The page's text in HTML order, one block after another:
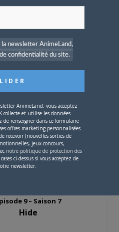
first speech censured, the
forbidden, the first
chains us all
-Jean-Luc Picard
Next Generation / The
LE22 AVRIL 2013 À 21 H
9 – Saison 7
Hide
la newsletter AnimeLand,
confidentialité du site.
AnimeLand, vous acceptez
collecte et utilise les données
de renseigner dans ce formulaire
offres marketing personnalisées
recevoir (nouvelles sorties de
jeux-concours,
notre politique de protection des
ci-dessus si vous acceptez de
newsletter.